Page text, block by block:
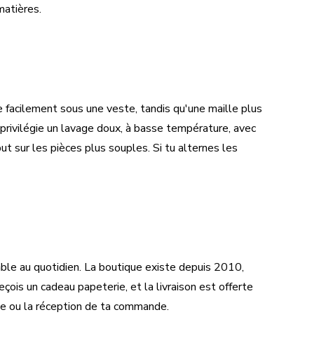
sous une veste, tandis qu'une maille plus
un lavage doux, à basse température, avec
sur les pièces plus souples. Si tu alternes les
au quotidien. La boutique existe depuis 2010,
un cadeau papeterie, et la livraison est offerte
ou la réception de ta commande.